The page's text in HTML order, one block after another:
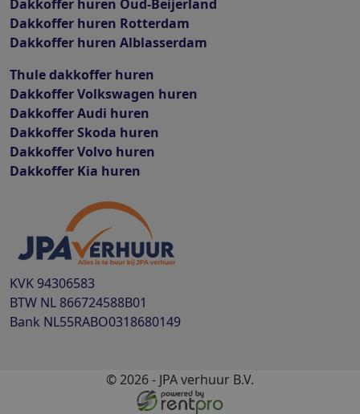
Dakkoffer huren Oud-Beijerland
Dakkoffer huren Rotterdam
Dakkoffer huren Alblasserdam
Thule dakkoffer huren
Dakkoffer Volkswagen huren
Dakkoffer Audi huren
Dakkoffer Skoda huren
Dakkoffer Volvo huren
Dakkoffer Kia huren
KVK 94306583
BTW NL 866724588B01
Bank NL55RABO0318680149
© 2026 - JPA verhuur B.V.